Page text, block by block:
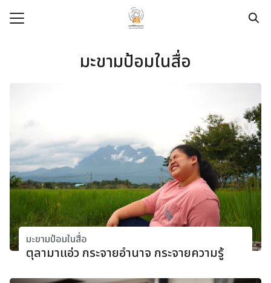
มะขามป้อมในสื่อ
มะขามป้อมในสื่อ
ตุลามาแอ่ว กระจายอำนาจ กระจายความรู้